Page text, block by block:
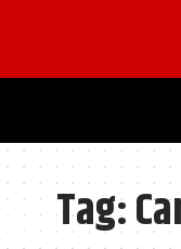
Tag: